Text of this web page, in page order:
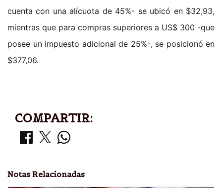
cuenta con una alícuota de 45%- se ubicó en $32,93,
mientras que para compras superiores a US$ 300 -que
posee un impuesto adicional de 25%-, se posicionó en
$377,06.
COMPARTIR:
Notas Relacionadas